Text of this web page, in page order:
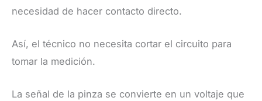
necesidad de hacer contacto directo.
Así, el técnico no necesita cortar el circuito para
tomar la medición.
La señal de la pinza se convierte en un voltaje que